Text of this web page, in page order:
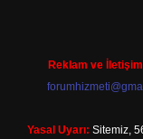
Reklam ve
Yasal Uyarı: Sitemiz,